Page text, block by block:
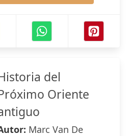
del
Oriente
Marc Van De